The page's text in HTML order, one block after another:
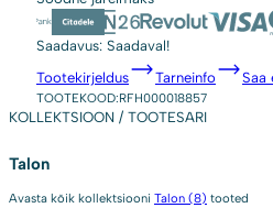
metallist
kogus
Saadavus: Saadaval!
Tootekirjeldus
Tarneinfo Saa
TOOTEKOOD:RFH000018857
KOLLEKTSIOON / TOOTESARI
Talon
Avasta kõik kollektsiooni Talon (8) tooted